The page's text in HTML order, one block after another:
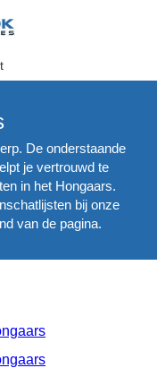
De onderstaande
je vertrouwd te
in het Hongaars.
bij onze
van de pagina.